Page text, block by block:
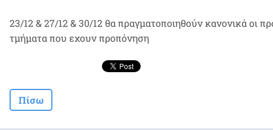
23/12 & 27/12 & 30/12 θα πραγματοποιηθούν κανονικά οι
τμήματα που εχουν προπόνηση
Πίσω